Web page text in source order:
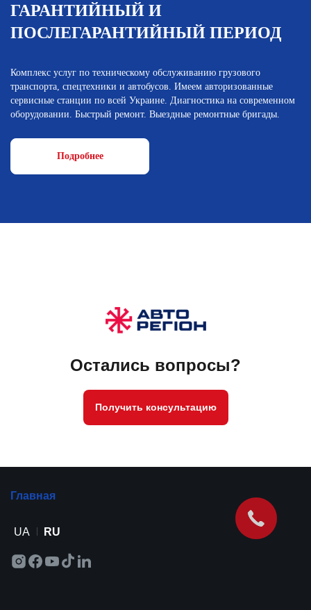
ГАРАНТИЙНЫЙ И
ПОСЛЕГАРАНТИЙНЫЙ ПЕРИОД
Комплекс услуг по техническому обслуживанию грузового
транспорта, спецтехники и автобусов. Имеем авторизованные
сервисные станции по всей Украине. Диагностика на современном
оборудовании. Быстрый ремонт. Выездные ремонтные бригады.
Подробнее
Остались вопросы?
Получить консультацию
Главная
UA RU